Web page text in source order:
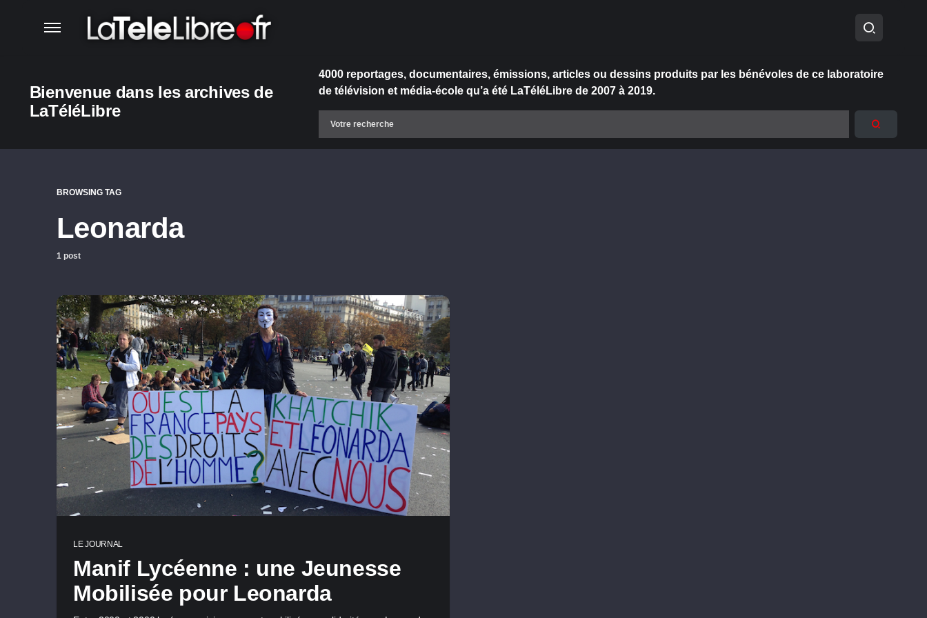
Bienvenue dans les archives de
LaTéléLibre
4000 reportages, documentaires, émissions, articles ou dessins produits par les bénévoles de ce laboratoire
de télévision et média-école qu’a été LaTéléLibre de 2007 à 2019.
BROWSING TAG
Leonarda
1 post
LE JOURNAL
Manif Lycéenne : une Jeunesse
Mobilisée pour Leonarda